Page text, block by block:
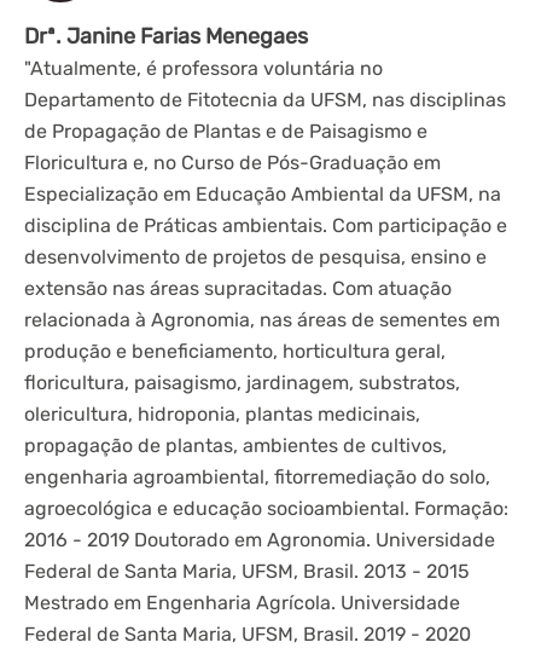
Drª. Janine Farias Menegaes
"Atualmente, é professora voluntária no
Departamento de Fitotecnia da UFSM, nas disciplinas
de Propagação de Plantas e de Paisagismo e
Floricultura e, no Curso de Pós-Graduação em
Especialização em Educação Ambiental da UFSM, na
disciplina de Práticas ambientais. Com participação e
desenvolvimento de projetos de pesquisa, ensino e
extensão nas áreas supracitadas. Com atuação
relacionada à Agronomia, nas áreas de sementes em
produção e beneficiamento, horticultura geral,
floricultura, paisagismo, jardinagem, substratos,
olericultura, hidroponia, plantas medicinais,
propagação de plantas, ambientes de cultivos,
engenharia agroambiental, fitorremediação do solo,
agroecológica e educação socioambiental. Formação:
2016 - 2019 Doutorado em Agronomia. Universidade
Federal de Santa Maria, UFSM, Brasil. 2013 - 2015
Mestrado em Engenharia Agrícola. Universidade
Federal de Santa Maria, UFSM, Brasil. 2019 - 2020